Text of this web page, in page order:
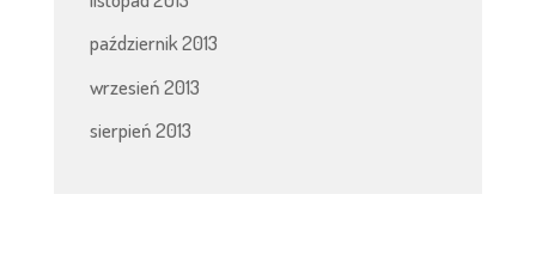
październik 2013
wrzesień 2013
sierpień 2013